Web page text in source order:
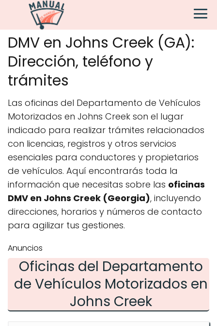
DMV en Johns Creek (GA):
Dirección, teléfono y
trámites
Las oficinas del Departamento de Vehículos
Motorizados en Johns Creek son el lugar
indicado para realizar trámites relacionados
con licencias, registros y otros servicios
esenciales para conductores y propietarios
de vehículos. Aquí encontrarás toda la
información que necesitas sobre las oficinas
DMV en Johns Creek (Georgia), incluyendo
direcciones, horarios y números de contacto
para agilizar tus gestiones.
Anuncios
Oficinas del Departamento
de Vehículos Motorizados en
Johns Creek